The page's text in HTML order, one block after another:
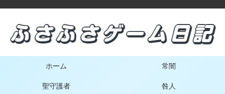
ホーム 常闇
聖守護者 咎人